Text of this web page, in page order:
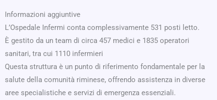
Informazioni aggiuntive
L’Ospedale Infermi conta complessivamente 531 posti letto.
È gestito da un team di circa 457 medici e 1835 operatori
sanitari, tra cui 1110 infermieri
Questa struttura è un punto di riferimento fondamentale per la
salute della comunità riminese, offrendo assistenza in diverse
aree specialistiche e servizi di emergenza essenziali.